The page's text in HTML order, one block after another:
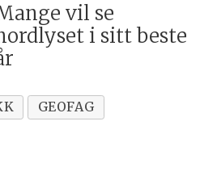
vil se
i sitt beste
GEOFAG